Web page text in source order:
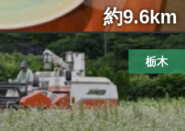
約9.6km
栃木